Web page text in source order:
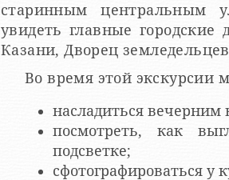
старинным центральным
увидеть главные городские
Казани, Дворец
Во время этой экскурсии
насладиться вечерним
посмотреть, как
подсветке;
сфотографироваться у